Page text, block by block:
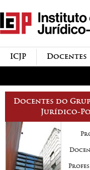
icjp
menu-institucional
Docentes
ICJP
Docentes do
Jurídico-